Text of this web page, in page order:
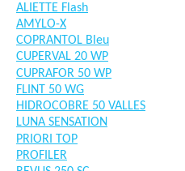
ALIETTE Flash
AMYLO-X
COPRANTOL Bleu
CUPERVAL 20 WP
CUPRAFOR 50 WP
FLINT 50 WG
HIDROCOBRE 50 VALLES
LUNA SENSATION
PRIORI TOP
PROFILER